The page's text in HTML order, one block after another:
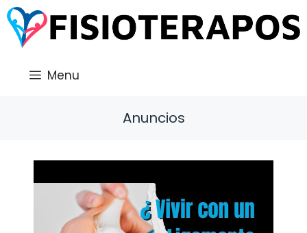
Saltar
al
contenido
Menu
Anuncios